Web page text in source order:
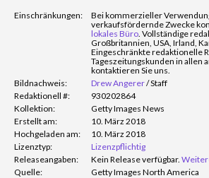
Einschränkungen:
Bei kommerzieller
verkaufsfördernde Zwecke
lokales Büro . Vollständige
Großbritannien, USA, Irland,
Eingeschränkte redaktionelle
Tageszeitungskunden in allen
kontaktieren Sie uns.
Bildnachweis:
Drew Angerer/Staff
Redaktionell #:
930202864
Kollektion:
Getty Images News
Erstellt am:
10. März 2018
Hochgeladen am:
10. März 2018
Lizenztyp:
Lizenzpflichtig
Releaseangaben:
Kein Release verfügbar.
Quelle:
Getty Images North America